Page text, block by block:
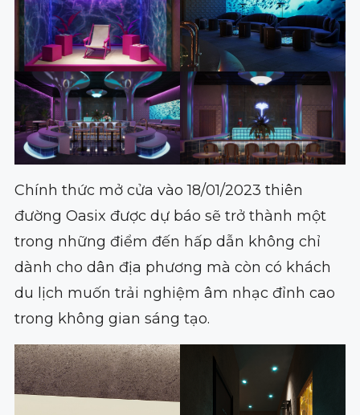
Chính thức mở cửa vào 18/01/2023 thiên
đường Oasix được dự báo sẽ trở thành một
trong những điểm đến hấp dẫn không chỉ
dành cho dân địa phương mà còn có khách
du lịch muốn trải nghiệm âm nhạc đỉnh cao
trong không gian sáng tạo.